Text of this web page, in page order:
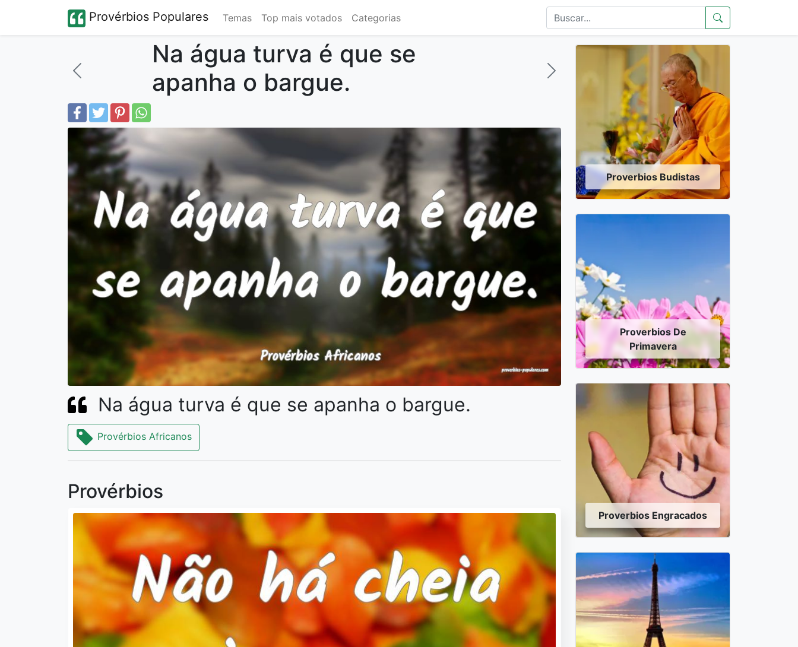
Provérbios Populares Temas Top mais votados Categorias
Na água turva é que se
apanha o bargue.
Na água turva é que se apanha o bargue.
Provérbios Africanos
Provérbios
Proverbios Budistas
Proverbios De
Primavera
Proverbios Engracados